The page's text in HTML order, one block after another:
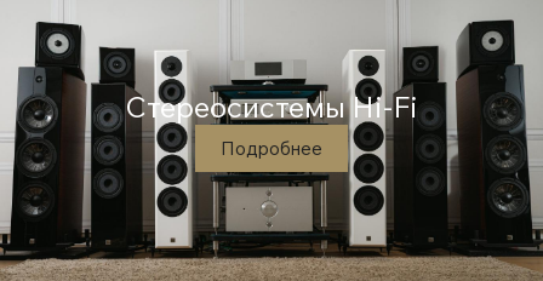
Cтереосистемы Hi-Fi
Подробнее